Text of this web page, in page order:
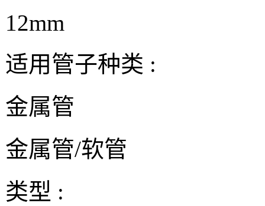
12mm
适用管子种类 :
金属管
金属管/软管
类型 :